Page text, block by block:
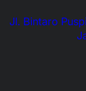
Jl. Bintaro